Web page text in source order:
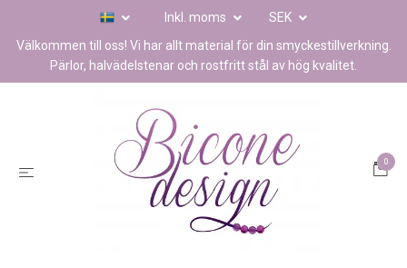
Inkl. moms
SEK
Välkommen till oss! Vi har allt material för din smyckestillverkning.
Pärlor, halvädelstenar och rostfritt stål av hög kvalitet.
0